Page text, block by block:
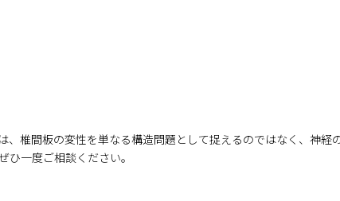
椎間板の変性を単なる構造問題として捉えるのではなく、神経
一度ご相談ください。